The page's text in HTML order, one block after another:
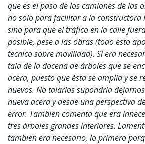
que es el paso de los camiones de las
no solo para facilitar a la constructora
sino para que el tráfico en la calle
posible, pese a las obras (todo esto
técnico sobre movilidad). Sí era
tala de la docena de árboles que se
acera, puesto que ésta se amplía y se
nuevos. No talarlos supondría
nueva acera y desde una perspectiva
error. También comenta que era
tres árboles grandes interiores.
también era necesario, lo primero